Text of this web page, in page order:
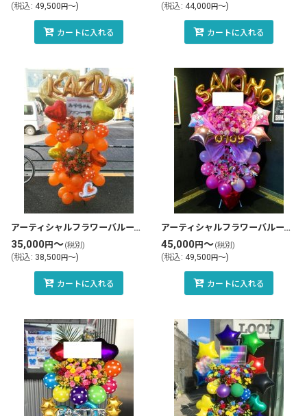
(税込: 49,500 円～)
カートに入れる
(税込: 44,000 円～)
カートに入れる
アーティシャルフラワーバルーンスタンド花・フラスタ(tlb-fbs81-zo)
35,000円～(税別)
(税込: 38,500 円～)
カートに入れる
アーティシャルフラワーバルーンスタンド花・フラスタ(tlb-fbs51-zo)
45,000円～(税別)
(税込: 49,500 円～)
カートに入れる